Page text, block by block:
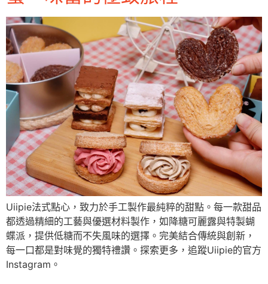
Uiipie法式點心，致力於手工製作最純粹的甜點。每一款甜品
都透過精細的工藝與優選材料製作，如降糖可麗露與特製蝴
蝶派，提供低糖而不失風味的選擇。完美結合傳統與創新，
每一口都是對味覺的獨特禮讚。探索更多，追蹤Uiipie的官方
Instagram。